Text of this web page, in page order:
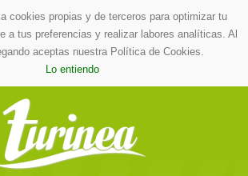
cookies propias y de terceros para optimizar tu
a tus preferencias y realizar labores analíticas. Al
aceptas nuestra Política de Cookies.
Lo entiendo